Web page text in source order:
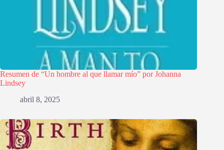
Resumen de “Un hombre al que llamar mío” por Johanna
Lindsey
abril 8, 2025